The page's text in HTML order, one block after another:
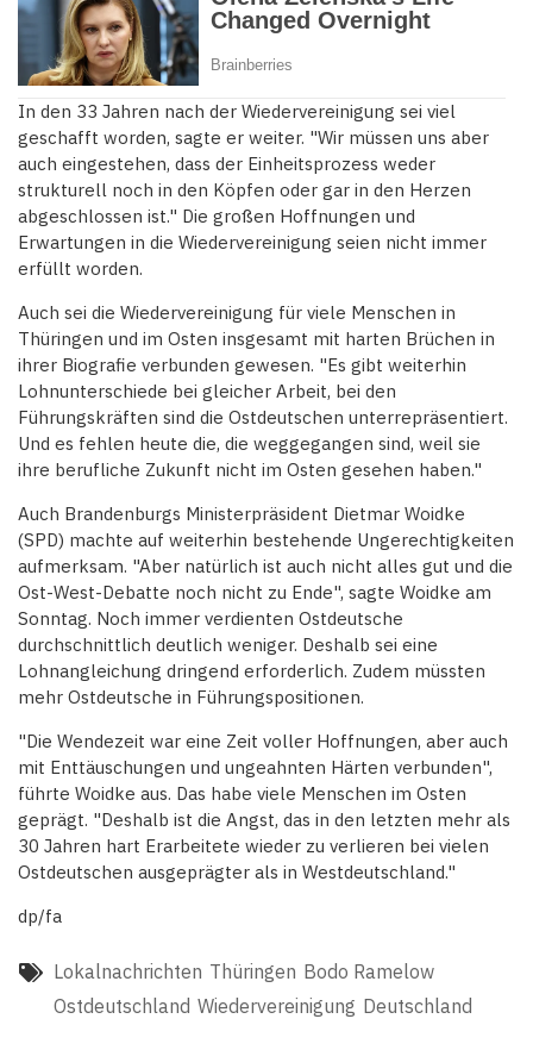
In den 33 Jahren nach der Wiedervereinigung sei viel
geschafft worden, sagte er weiter. "Wir müssen uns aber
auch eingestehen, dass der Einheitsprozess weder
strukturell noch in den Köpfen oder gar in den Herzen
abgeschlossen ist." Die großen Hoffnungen und
Erwartungen in die Wiedervereinigung seien nicht immer
erfüllt worden.
Auch sei die Wiedervereinigung für viele Menschen in
Thüringen und im Osten insgesamt mit harten Brüchen in
ihrer Biografie verbunden gewesen. "Es gibt weiterhin
Lohnunterschiede bei gleicher Arbeit, bei den
Führungskräften sind die Ostdeutschen unterrepräsentiert.
Und es fehlen heute die, die weggegangen sind, weil sie
ihre berufliche Zukunft nicht im Osten gesehen haben."
Auch Brandenburgs Ministerpräsident Dietmar Woidke
(SPD) machte auf weiterhin bestehende Ungerechtigkeiten
aufmerksam. "Aber natürlich ist auch nicht alles gut und die
Ost-West-Debatte noch nicht zu Ende", sagte Woidke am
Sonntag. Noch immer verdienten Ostdeutsche
durchschnittlich deutlich weniger. Deshalb sei eine
Lohnangleichung dringend erforderlich. Zudem müssten
mehr Ostdeutsche in Führungspositionen.
"Die Wendezeit war eine Zeit voller Hoffnungen, aber auch
mit Enttäuschungen und ungeahnten Härten verbunden",
führte Woidke aus. Das habe viele Menschen im Osten
geprägt. "Deshalb ist die Angst, das in den letzten mehr als
30 Jahren hart Erarbeitete wieder zu verlieren bei vielen
Ostdeutschen ausgeprägter als in Westdeutschland."
dp/fa
Lokalnachrichten Thüringen Bodo Ramelow
Ostdeutschland Wiedervereinigung Deutschland